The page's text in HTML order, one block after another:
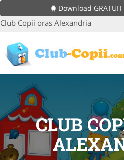
Download
Club Copii oras Alexandria
CLUB